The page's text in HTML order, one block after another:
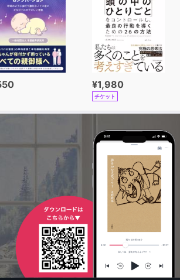
¥1,980
チケット